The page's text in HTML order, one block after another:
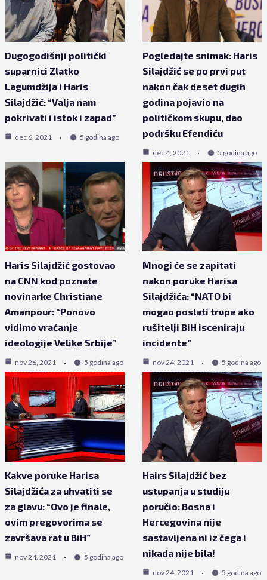
Dugogodišnji politički
suparnici Zlatko
Lagumdžija i Haris
Silajdžić: “Valja nam
pokrivati i istok i zapad”
dec 6, 2021 5 godina ago
Pogledajte snimak: Haris
Silajdžić se po prvi put
nakon čak deset dugih
godina pojavio na
političkom skupu, dao
podršku Efendiću
dec 4, 2021 5 godina ago
Haris Silajdžić gostovao
na CNN kod poznate
novinarke Christiane
Amanpour: “Ponovo
vidimo vraćanje
ideologije Velike Srbije”
nov 26, 2021 5 godina ago
Mnogi će se zapitati
nakon poruke Harisa
Silajdžića: “NATO bi
mogao poslati trupe ako
rušitelji BiH isceniraju
incidente”
nov 24, 2021 5 godina ago
Kakve poruke Harisa
Silajdžića za uhvatiti se
za glavu: “Ovo je finale,
ovim pregovorima se
završava rat u BiH”
nov 24, 2021 5 godina ago
Hairs Silajdžić bez
ustupanja u studiju
poručio: Bosna i
Hercegovina nije
sastavljena ni iz čega i
nikada nije bila!
nov 24, 2021 5 godina ago